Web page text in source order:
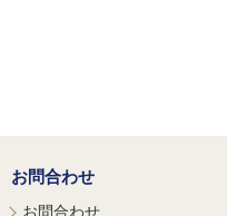
お問合わせ
お問合わせ